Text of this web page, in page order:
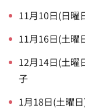
11月10日(日曜
11月16日(土
12月14日(土曜
子
1月18日(土曜